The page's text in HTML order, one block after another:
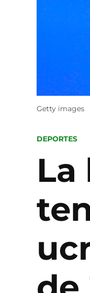
Getty images
POSTED
DEPORTES
La